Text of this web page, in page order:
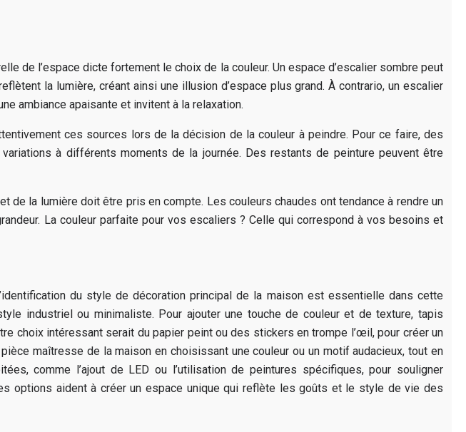
de l’espace dicte fortement le choix de la couleur. Un espace d’escalier sombre peut
la lumière, créant ainsi une illusion d’espace plus grand. À contrario, un escalier
ambiance apaisante et invitent à la relaxation.
ces sources lors de la décision de la couleur à peindre. Pour ce faire, des
à différents moments de la journée. Des restants de peinture peuvent être
de la lumière doit être pris en compte. Les couleurs chaudes ont tendance à rendre un
La couleur parfaite pour vos escaliers ? Celle qui correspond à vos besoins et
du style de décoration principal de la maison est essentielle dans cette
industriel ou minimaliste. Pour ajouter une touche de couleur et de texture, tapis
choix intéressant serait du papier peint ou des stickers en trompe l’œil, pour créer un
maîtresse de la maison en choisissant une couleur ou un motif audacieux, tout en
comme l’ajout de LED ou l’utilisation de peintures spécifiques, pour souligner
options aident à créer un espace unique qui reflète les goûts et le style de vie des